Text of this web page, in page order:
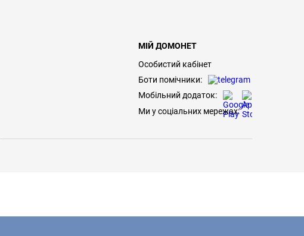
МІЙ ДОМОНЕТ
Особистий кабінет
Боти помічники:
Мобільний додаток:
Ми у соціальних мережах: